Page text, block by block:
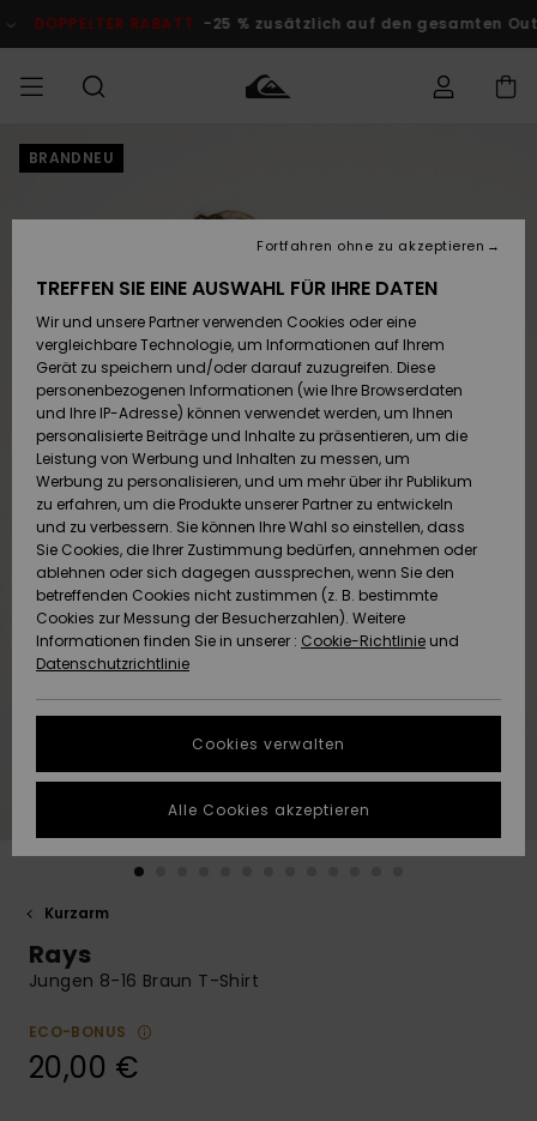
Produktinformation
DOPPELTER RABATT -25 % zusätzlich auf den gesamten
MÄNNER
Accessoires
Schuhe&
Flip-Flops
Surf
Snow
Brandneu
Highlights
Accessoires
Schuhe&
Flip-Flops
Surf
Snow
Brandneu
Highlights
FRAUEN
Brandneu
Highlights
Snow
SURF
Kinder
Highlights
Community
SNOW
Snow Shop
Kinder
Snow Shop
Damen
Highlights
Community
DOPPELTER
RABATT
KINDER
Outlet
Frauen
HILFE & KONTAKT
Retouren
Bezahlung
Geschenkkarte
Quiksilver
Freedom
Datenschutz
Starten Sie eine
um die
schnellste
Antwort auf Ihre
Finden Sie
NACHHALTIGKEIT
SHOPS
QUIKSILVER APP
WUNSCHLISTE
BRANDNEU
Kurzarm
Rays
Jungen 8-16 Braun T-Shirt
ECO-BONUS
20,00 €
TREFFEN SIE EINE AUSWAHL FÜR IHRE DATEN
Wir und unsere Partner verwenden Cookies oder eine
vergleichbare Technologie, um Informationen auf Ihrem
Gerät zu speichern und/oder darauf zuzugreifen. Diese
personenbezogenen Informationen (wie Ihre Browserdaten
und Ihre IP-Adresse) können verwendet werden, um Ihnen
personalisierte Beiträge und Inhalte zu präsentieren, um die
Leistung von Werbung und Inhalten zu messen, um
Werbung zu personalisieren, und um mehr über ihr Publikum
zu erfahren, um die Produkte unserer Partner zu entwickeln
und zu verbessern. Sie können Ihre Wahl so einstellen, dass
Sie Cookies, die Ihrer Zustimmung bedürfen, annehmen oder
ablehnen oder sich dagegen aussprechen, wenn Sie den
betreffenden Cookies nicht zustimmen (z. B. bestimmte
Cookies zur Messung der Besucherzahlen). Weitere
Informationen finden Sie in unserer : Cookie-Richtlinie und
Datenschutzrichtlinie
Cookies verwalten
Fortfahren ohne zu akzeptieren
Alle Cookies akzeptieren